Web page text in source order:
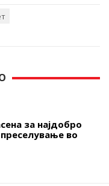
за најдобро
во